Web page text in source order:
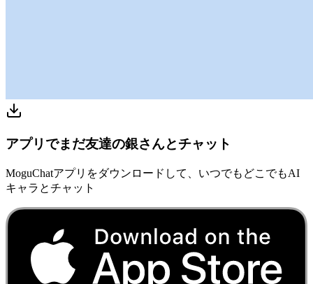
アプリでまだ友達の銀さんとチャット
MoguChatアプリをダウンロードして、いつでもどこでもAI
キャラとチャット